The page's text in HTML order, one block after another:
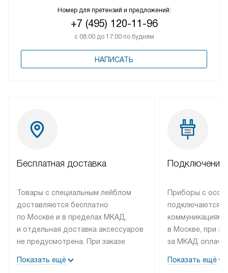
Номер для претензий и предложений:
+7 (495) 120-11-96
с 08:00 до 17:00 по будням
НАПИСАТЬ
Бесплатная доставка
Товары с специальным лейблом
доставляются бесплатно
по Москве и в пределах МКАД,
и отдельная доставка аксессуаров
не предусмотрена. При заказе
рекомендуем обсудить
Показать ещё
Подключение
Приборы с
подключаются к
коммуникациям
в Москве, при
за МКАД
партнера
Показать ещё